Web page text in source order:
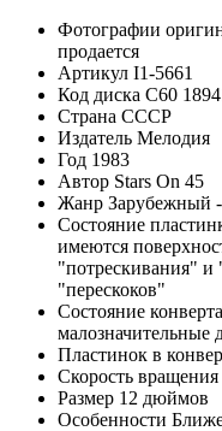
Фотографии
продается
Артикул I1-5661
Код диска С60
Страна СССР
Издатель Мелодия
Год 1983
Автор Stars On 45
Жанр Зарубежный
Состояние
имеются
"потрескивания"
"перескоков"
Состояние конверта
малозначительные
Пластинок в
Скорость вращения
Размер 12 дюймов
Особенности